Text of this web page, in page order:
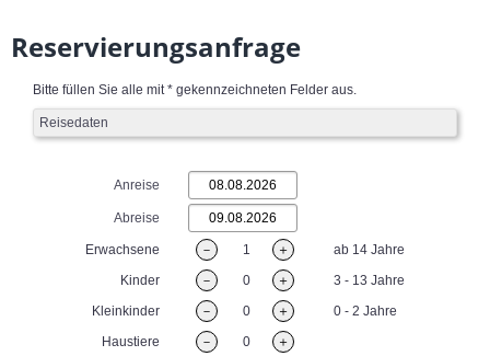
Reservierungsanfrage
Bitte füllen Sie alle mit * gekennzeichneten Felder aus.
Reisedaten
Anreise
Abreise
Erwachsene － 1 ＋
ab 14 Jahre
Kinder
－ 0 ＋
3 - 13 Jahre
Kleinkinder
－ 0 ＋
0 - 2 Jahre
Haustiere
－ 0 ＋